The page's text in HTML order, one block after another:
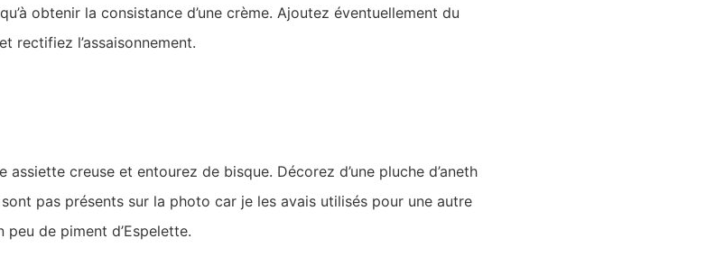
obtenir la consistance d’une crème. Ajoutez éventuellement du
rectifiez l’assaisonnement.
creuse et entourez de bisque. Décorez d’une pluche d’aneth
pas présents sur la photo car je les avais utilisés pour une autre
peu de piment d’Espelette.